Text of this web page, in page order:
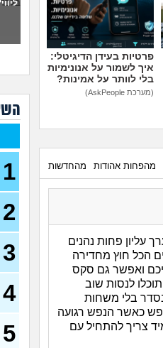
פרטיות בעידן הדיגיטלי:
איך לשמור על אנונימיות
בלי לוותר על אמינות?
(מערכת AskPeople)
מהפחות אהודות מהחדשות
עליון פחות נהנים
הכל חוץ מחדירה
ואפשר גם סקס
לנסות שוב
בלי משחות
כאשר הנפש רגועה
צריך להתחיל עם
30)
עם
אח
1
2
3
4
5